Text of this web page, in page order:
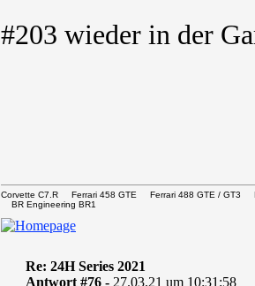
#203 wieder in der
Corvette C7.R Ferrari 458 GTE Ferrari 488 GTE /
BR Engineering BR1
Re: 24H Series 2021
Antwort #76 - 27.03.21 um 10:31:58